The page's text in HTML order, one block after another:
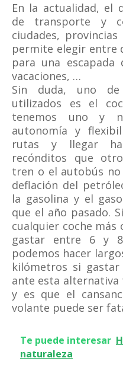
En la actualidad, el
de transporte y
ciudades,
permite elegir entre
para una escapada
vacaciones, …
Sin duda, uno
utilizados es el
tenemos uno y
autonomía y
rutas y llegar
recónditos que
tren o el autobús no
deflación del
la gasolina y el
que el año pasado.
cualquier coche más
gastar entre 6 y
podemos hacer
kilómetros si gastar
ante esta alternativa
y es que el
volante puede ser
Te puede interesar
naturaleza